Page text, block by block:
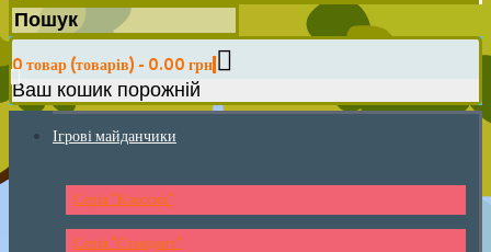
0 товар (товарів) - 0.00 грн
Ваш кошик порожній
Ігрові майданчики
Серія "Классик"
Серія "Стандарт"